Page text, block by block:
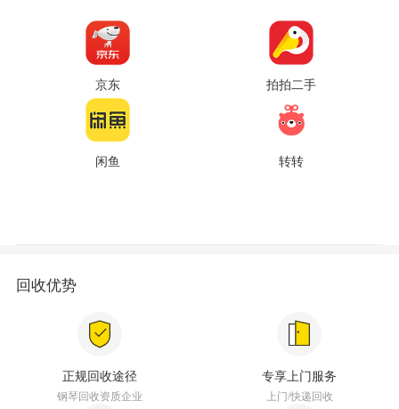
京东 拍拍二手
闲鱼 转转
回收优势
正规回收途径
钢琴回收资质企业
专享上门服务
上门/快递回收